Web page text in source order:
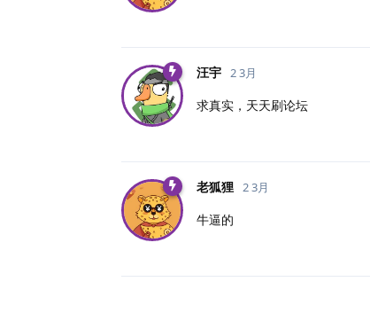
汪宇 2 3月
求真实，天天刷论坛
老狐狸 2 3月
牛逼的